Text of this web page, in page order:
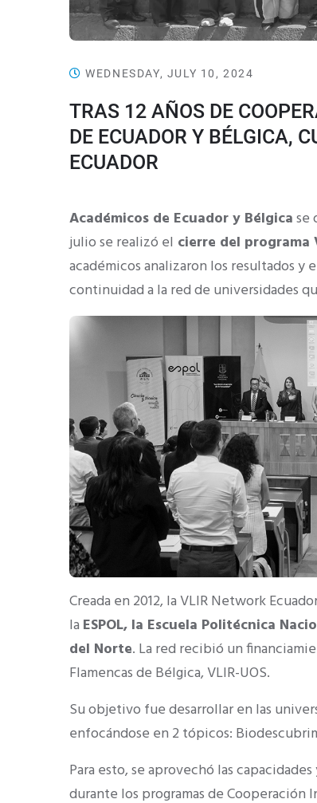
WEDNESDAY, JULY 10, 2024
TRAS 12 AÑOS DE
DE ECUADOR Y BÉLGICA,
ECUADOR
Académicos de Ecuador y Bélgicase
julio se realizó el cierre del programa
académicos analizaron los resultados y
continuidad a la red de universidades
Creada en 2012, la VLIR Network
la ESPOL, la Escuela Politécnica
del Norte. La red recibió un
Flamencas de Bélgica, VLIR-UOS.
Su objetivo fue desarrollar en las
enfocándose en 2 tópicos:
Para esto, se aprovechó las
durante los programas de Cooperación